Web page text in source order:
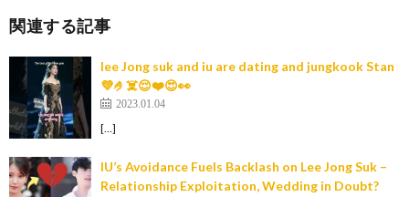
関連する記事
lee Jong suk and iu are dating and jungkook Stan
💜🤌☠️😌❤️😍👀
2023.01.04
[…]
IU’s Avoidance Fuels Backlash on Lee Jong Suk –
Relationship Exploitation, Wedding in Doubt?